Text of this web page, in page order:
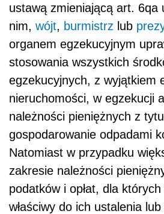
ustawą zmieniającą art. 6qa
nim, wójt, burmistrz lub
organem egzekucyjnym
stosowania wszystkich
egzekucyjnych, z wyjątkiem
nieruchomości, w egzekucji
należności pieniężnych z
gospodarowanie odpadami
Natomiast w przypadku
zakresie należności
podatków i opłat, dla
właściwy do ich ustalenia